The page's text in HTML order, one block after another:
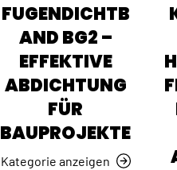
FUGENDICHTB
AND BG2 –
EFFEKTIVE
ABDICHTUNG
FÜR
BAUPROJEKTE
Kategorie anzeigen